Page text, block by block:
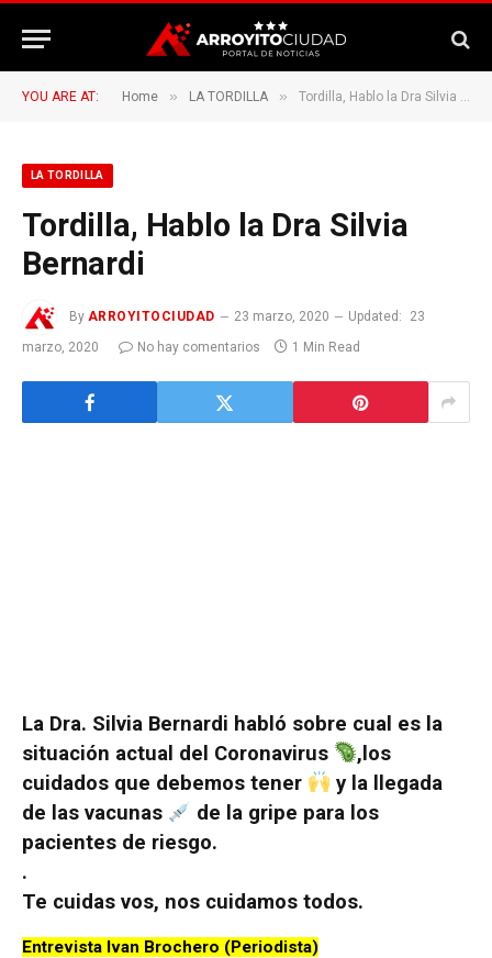
YOU ARE AT: Home » LA TORDILLA » Tordilla, Hablo la Dra Silvia Bernardi
LA TORDILLA
Tordilla, Hablo la Dra Silvia
Bernardi
By ARROYITOCIUDAD 23 marzo, 2020 Updated:
23
marzo, 2020
No hay comentarios 1 Min Read
La Dra. Silvia Bernardi habló sobre cual es la
situación actual del Coronavirus
,los
cuidados que debemos tener
y la llegada
de las vacunas
de la gripe para los
pacientes de riesgo.
.
Te cuidas vos, nos cuidamos todos.
Entrevista Ivan Brochero (Periodista)